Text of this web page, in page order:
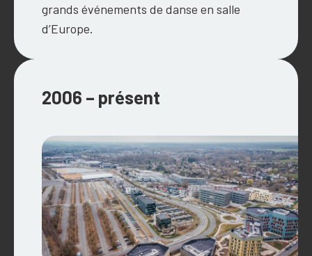
grands événements de danse en salle
d’Europe.
2006 – présent